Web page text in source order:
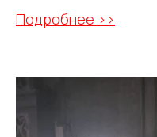
Подробнее >>